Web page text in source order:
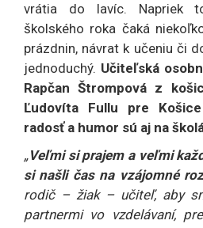
vrátia do lavíc. Napriek
školského roka čaká
prázdnin, návrat k učeniu či
jednoduchý. Učiteľská
Rapčan Štrompová z
Ľudovíta Fullu pre
radosť a humor sú aj na
„Veľmi si prajem a veľmi
si našli čas na vzájomné
rodič – žiak – učiteľ, aby
partnermi vo vzdelávaní,